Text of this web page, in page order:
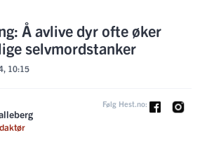
Å avlive dyr ofte øker
selvmordstanker
10:15
Følg Hest.no: